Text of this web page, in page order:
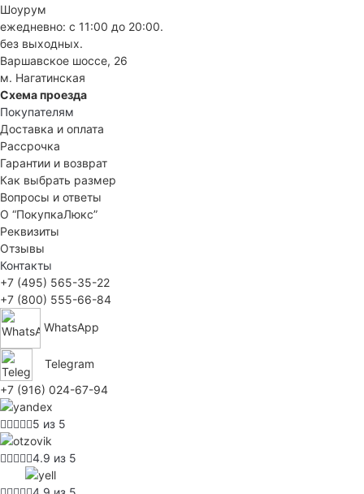
Шоурум
ежедневно: с 11:00 до 20:00.
без выходных.
Варшавское шоссе, 26
м. Нагатинская
Схема проезда
Покупателям
Доставка и оплата
Рассрочка
Гарантии и возврат
Как выбрать размер
Вопросы и ответы
О “ПокупкаЛюкс”
Реквизиты
Отзывы
Контакты
+7 (495) 565-35-22
+7 (800) 555-66-84
WhatsApp
Telegram
+7 (916) 024-67-94
5 из 5
4.9 из 5